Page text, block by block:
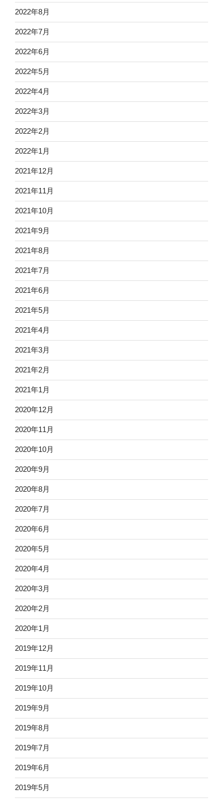
2022年8月
2022年7月
2022年6月
2022年5月
2022年4月
2022年3月
2022年2月
2022年1月
2021年12月
2021年11月
2021年10月
2021年9月
2021年8月
2021年7月
2021年6月
2021年5月
2021年4月
2021年3月
2021年2月
2021年1月
2020年12月
2020年11月
2020年10月
2020年9月
2020年8月
2020年7月
2020年6月
2020年5月
2020年4月
2020年3月
2020年2月
2020年1月
2019年12月
2019年11月
2019年10月
2019年9月
2019年8月
2019年7月
2019年6月
2019年5月